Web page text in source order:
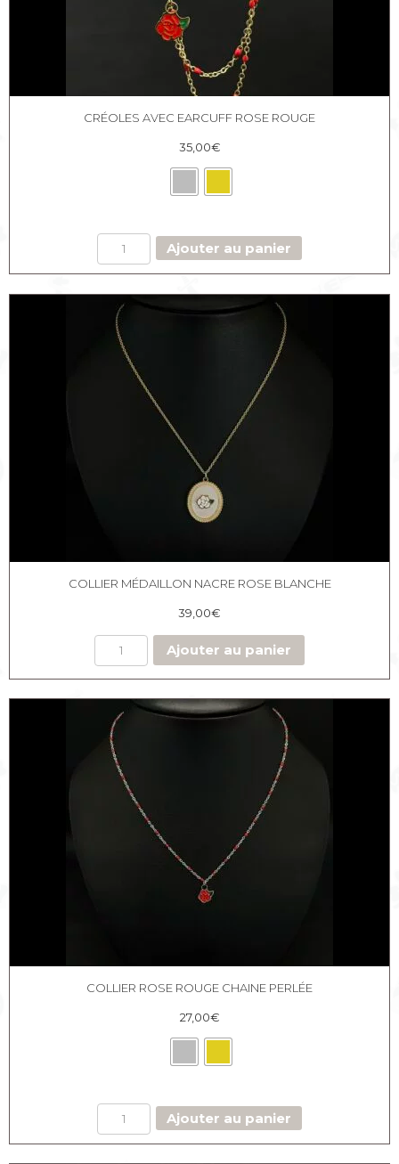
CRÉOLES AVEC EARCUFF ROSE ROUGE
35,00€
quantité
de
Créoles
earcuff
Ajouter au panier
COLLIER MÉDAILLON NACRE ROSE BLANCHE
39,00€
Ajouter au panier
COLLIER ROSE ROUGE CHAINE PERLÉE
27,00€
quantité
de
Collier
Ajouter au panier